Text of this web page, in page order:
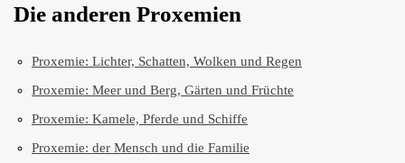
Die anderen Proxemien
Proxemie: Lichter, Schatten, Wolken und Regen
Proxemie: Meer und Berg, Gärten und Früchte
Proxemie: Kamele, Pferde und Schiffe
Proxemie: der Mensch und die Familie